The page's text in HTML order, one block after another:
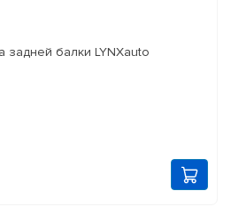
задней балки LYNXauto